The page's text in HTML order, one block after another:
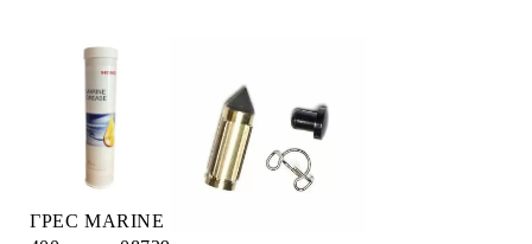
ГРЕС MARINE -